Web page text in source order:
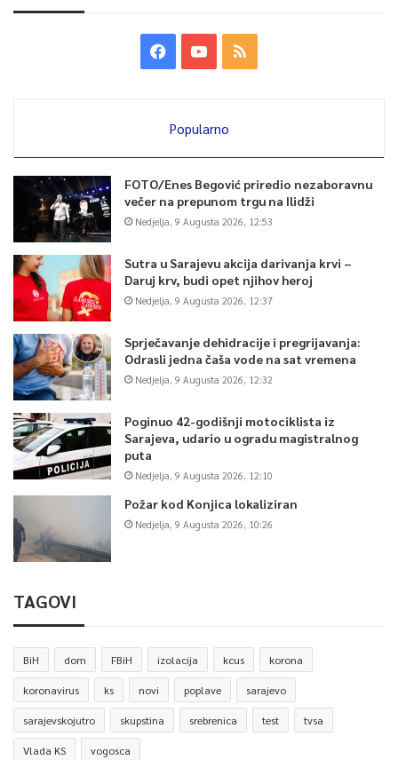
Popularno
FOTO/Enes Begović priredio nezaboravnu
večer na prepunom trgu na Ilidži
Nedjelja, 9 Augusta 2026, 12:53
Sutra u Sarajevu akcija darivanja krvi –
Daruj krv, budi opet njihov heroj
Nedjelja, 9 Augusta 2026, 12:37
Sprječavanje dehidracije i pregrijavanja:
Odrasli jedna čaša vode na sat vremena
Nedjelja, 9 Augusta 2026, 12:32
Poginuo 42-godišnji motociklista iz
Sarajeva, udario u ogradu magistralnog
puta
Nedjelja, 9 Augusta 2026, 12:10
Požar kod Konjica lokaliziran
Nedjelja, 9 Augusta 2026, 10:26
TAGOVI
BiH dom FBiH izolacija kcus korona
koronavirus ks novi poplave sarajevo
sarajevskojutro skupstina srebrenica test tvsa
Vlada KS vogosca